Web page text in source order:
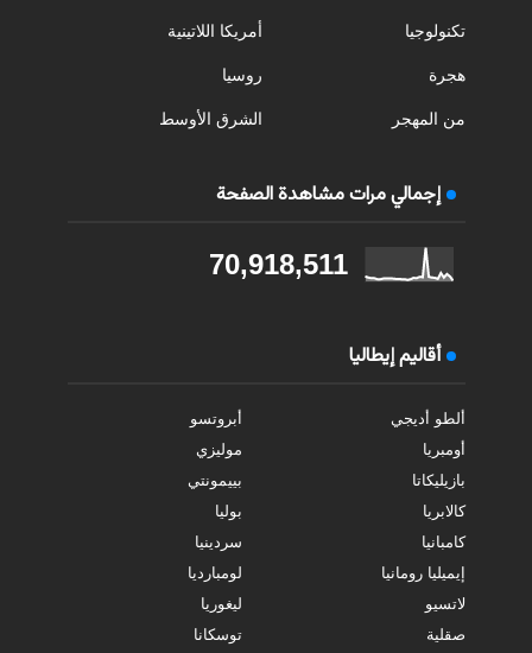
تكنولوجيا
هجرة
من المهجر
أمريكا اللاتينية
روسيا
الشرق الأوسط
إجمالي مرات مشاهدة الصفحة
70,918,511
أقاليم إيطاليا
ألطو أديجي
أبروتسو
أومبريا
موليزي
بازيليكاتا
بييمونتي
كالابريا
بوليا
كامبانيا
سردينيا
إيميليا رومانيا
لومبارديا
لاتسيو
ليغوريا
صقلية
توسكانا